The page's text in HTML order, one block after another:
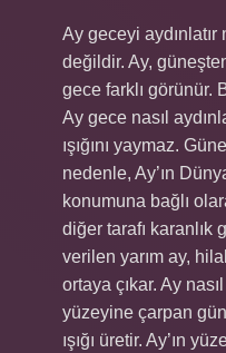
Ay geceyi aydınlatır
değildir. Ay, güneşten
gece farklı görünür.
Ay gece nasıl
ışığını yaymaz.
nedenle, Ay’ın
konumuna bağlı
diğer tarafı karanlık
verilen yarım ay,
ortaya çıkar. Ay
yüzeyine çarpan
ışığı üretir. Ay’ın